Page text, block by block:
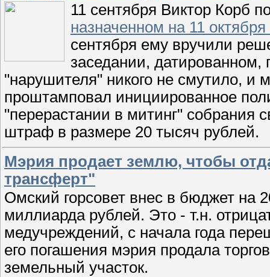
11 сентября Виктор Корб
назначенном на 11
сентября ему вручили
заседании, датированном,
"нарушителя" никого не смутило, и
проштамповал инициированное
"перерастании в митинг" собрания
штраф в размере 20 тысяч рублей.
Мэрия продает землю, чтобы
трансферт"
Омский горсовет внес в бюджет на
миллиарда рублей. Это - т.н.
медучреждений, с начала года
его погашения мэрия продала
земельный участок.